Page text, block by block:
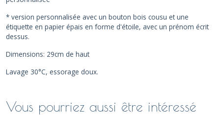
* version personnalisée avec un bouton bois cousu et une
étiquette en papier épais en forme d'étoile, avec un prénom écrit
dessus.
Dimensions: 29cm de haut
Lavage 30°C, essorage doux.
Vous pourriez aussi être intéressé